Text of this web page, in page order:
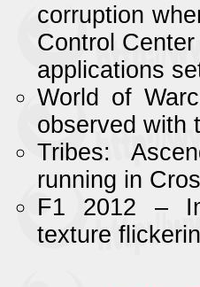
corruption
Control
applications
World of
observed with
Tribes:
running in
F1 2012 –
texture